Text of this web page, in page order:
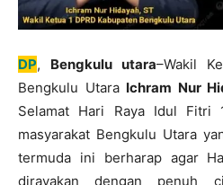
DP, Bengkulu utara–Wakil
Bengkulu Utara Ichram Nur
Selamat Hari Raya Idul Fitri
masyarakat Bengkulu Utara
termuda ini berharap agar
dirayakan dengan penuh